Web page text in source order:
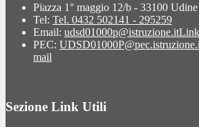
Piazza 1° maggio 12/b - 33100 Udine
Tel: Tel. 0432 502141 - 295259
Email: udsd01000p@istruzione.it
PEC:
mail
Sezione Link Utili